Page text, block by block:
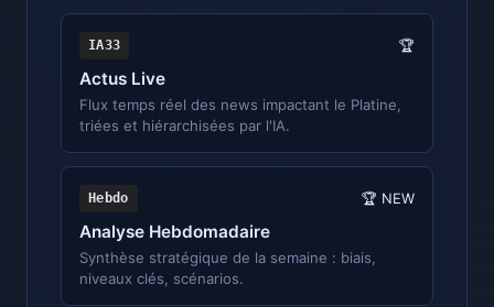
IA33 🏆
Actus Live
Flux temps réel des news impactant le Platine,
triées et hiérarchisées par l'IA.
Hebdo 🏆 NEW
Analyse Hebdomadaire
Synthèse stratégique de la semaine : biais,
niveaux clés, scénarios.